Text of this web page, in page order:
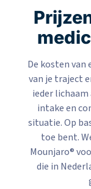
De kosten van
van je traject
ieder
intake en
situatie. Op
toe bent.
Mounjaro®
die in